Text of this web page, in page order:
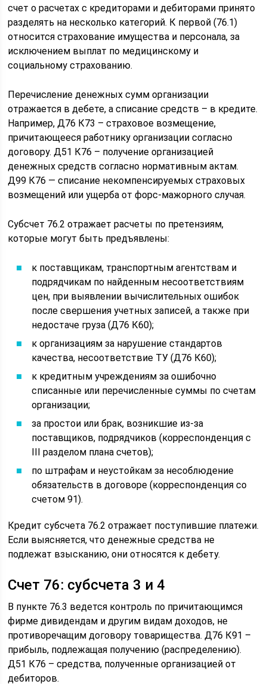
счет о расчетах с кредиторами и дебиторами принято
разделять на несколько категорий. К первой (76.1)
относится страхование имущества и персонала, за
исключением выплат по медицинскому и
социальному страхованию.
Перечисление денежных сумм организации
отражается в дебете, а списание средств – в кредите.
Например, Д76 К73 – страховое возмещение,
причитающееся работнику организации согласно
договору. Д51 К76 – получение организацией
денежных средств согласно нормативным актам.
Д99 К76 — списание некомпенсируемых страховых
возмещений или ущерба от форс-мажорного случая.
Субсчет 76.2 отражает расчеты по претензиям,
которые могут быть предъявлены:
к поставщикам, транспортным агентствам и
подрядчикам по найденным несоответствиям
цен, при выявлении вычислительных ошибок
после свершения учетных записей, а также при
недостаче груза (Д76 К60);
к организациям за нарушение стандартов
качества, несоответствие ТУ (Д76 К60);
к кредитным учреждениям за ошибочно
списанные или перечисленные суммы по счетам
организации;
за простои или брак, возникшие из-за
поставщиков, подрядчиков (корреспонденция с
III разделом плана счетов);
по штрафам и неустойкам за несоблюдение
обязательств в договоре (корреспонденция со
счетом 91).
Кредит субсчета 76.2 отражает поступившие платежи.
Если выясняется, что денежные средства не
подлежат взысканию, они относятся к дебету.
Счет 76: субсчета 3 и 4
В пункте 76.3 ведется контроль по причитающимся
фирме дивидендам и другим видам доходов, не
противоречащим договору товарищества. Д76 К91 –
прибыль, подлежащая получению (распределению).
Д51 К76 – средства, полученные организацией от
дебиторов.